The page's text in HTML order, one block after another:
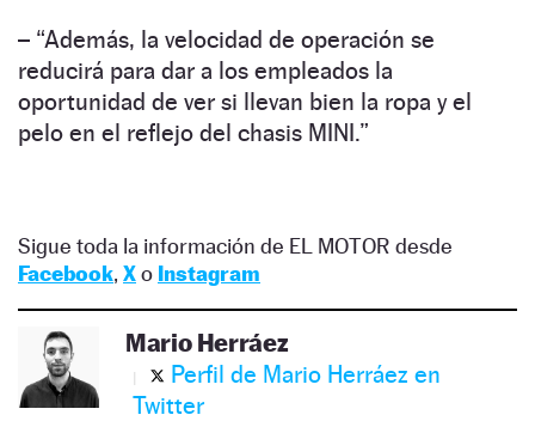
– “Además, la velocidad de operación se
reducirá para dar a los empleados la
oportunidad de ver si llevan bien la ropa y el
pelo en el reflejo del chasis MINI.”
Sigue toda la información de EL MOTOR desde
Facebook, Xo Instagram
Mario Herráez
Perfil de Mario Herráez en
Twitter